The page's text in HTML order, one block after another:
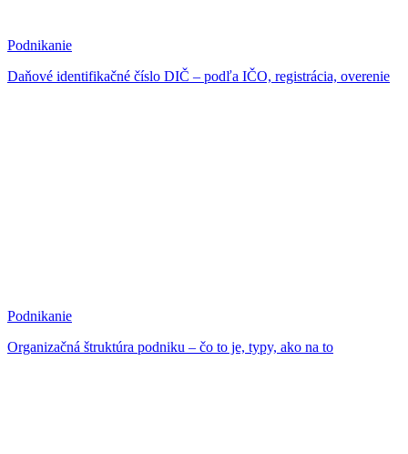
Podnikanie
Daňové identifikačné číslo DIČ – podľa IČO, registrácia, overenie
Podnikanie
Organizačná štruktúra podniku – čo to je, typy, ako na to